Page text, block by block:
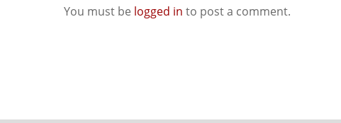
You must be logged in to post a comment.